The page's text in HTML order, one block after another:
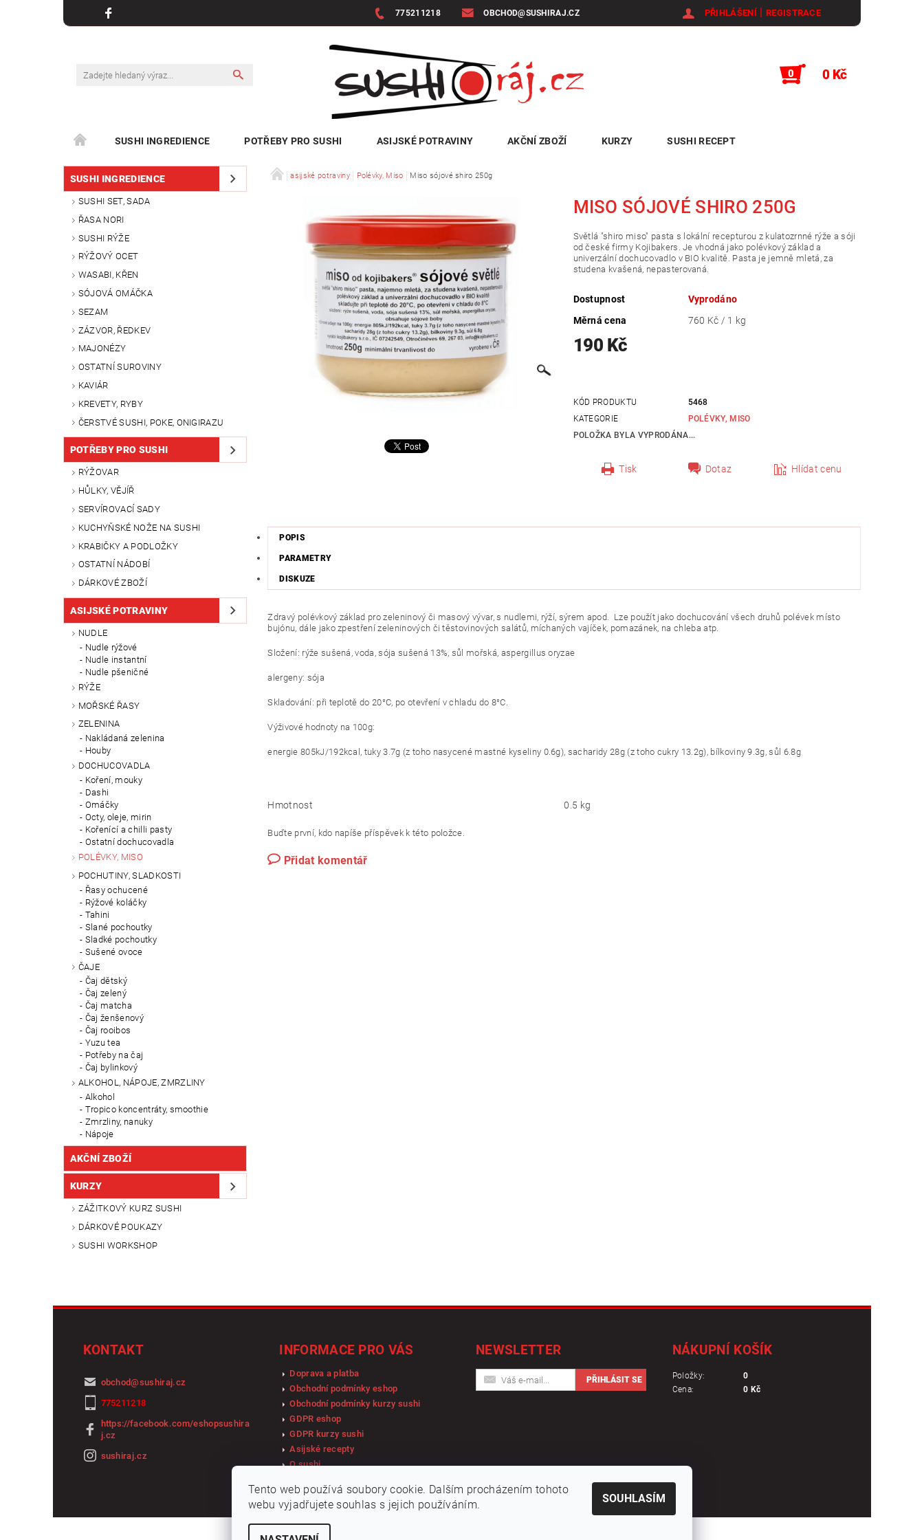
775211218 OBCHOD@SUSHIRAJ.CZ PŘIHLÁŠENÍ | REGISTRACE
0 0 Kč
SUSHI INGREDIENCE POTŘEBY PRO SUSHI ASIJSKÉ POTRAVINY AKČNÍ ZBOŽÍ KURZY SUSHI RECEPT
KONTAKT
SUSHI INGREDIENCE
SUSHI SET, SADA
ŘASA NORI
SUSHI RÝŽE
RÝŽOVÝ OCET
WASABI, KŘEN
SÓJOVÁ OMÁČKA
SEZAM
ZÁZVOR, ŘEDKEV
MAJONÉZY
OSTATNÍ SUROVINY
KAVIÁR
KREVETY, RYBY
ČERSTVÉ SUSHI, POKE, ONIGIRAZU
POTŘEBY PRO SUSHI
RÝŽOVAR
HŮLKY, VĚJÍŘ
SERVÍROVACÍ SADY
KUCHYŇSKÉ NOŽE NA SUSHI
KRABIČKY A PODLOŽKY
OSTATNÍ NÁDOBÍ
DÁRKOVÉ ZBOŽÍ
ASIJSKÉ POTRAVINY
NUDLE
Nudle rýžové
Nudle instantní
Nudle pšeničné
RÝŽE
MOŘSKÉ ŘASY
ZELENINA
Nakládaná zelenina
Houby
DOCHUCOVADLA
Koření, mouky
Dashi
Omáčky
Octy, oleje, mirin
Kořenící a chilli pasty
Ostatní dochucovadla
POLÉVKY, MISO
POCHUTINY, SLADKOSTI
Řasy ochucené
Rýžové koláčky
Tahini
Slané pochoutky
Sladké pochoutky
Sušené ovoce
ČAJE
Čaj dětský
Čaj zelený
Čaj matcha
Čaj ženšenový
Čaj rooibos
Yuzu tea
Potřeby na čaj
Čaj bylinkový
ALKOHOL, NÁPOJE, ZMRZLINY
Alkohol
Tropico koncentráty, smoothie
Zmrzliny, nanuky
Nápoje
AKČNÍ ZBOŽÍ
KURZY
ZÁŽITKOVÝ KURZ SUSHI
DÁRKOVÉ POUKAZY
SUSHI WORKSHOP
asijské potraviny Polévky, Miso Miso sójové shiro 250g
MISO SÓJOVÉ SHIRO 250G
Světlá "shiro miso" pasta s lokální recepturou z kulatozrnné rýže a sóji
od české firmy Kojibakers. Je vhodná jako polévkový základ a
univerzální dochucovadlo v BIO kvalitě. Pasta je jemně mletá, za
studena kvašená, nepasterovaná.
Dostupnost
Vyprodáno
Měrná cena
760 Kč / 1 kg
190 Kč
KÓD PRODUKTU
5468
KATEGORIE
POLÉVKY, MISO
POLOŽKA BYLA VYPRODÁNA...
Tisk Dotaz Hlídat cenu
POPIS
PARAMETRY
DISKUZE
Zdravý polévkový základ pro zeleninový či masový vývar, s nudlemi, rýží, sýrem apod. Lze použít jako dochucování všech druhů polévek místo
bujónu, dále jako zpestření zeleninových či těstovinových salátů, míchaných vajíček, pomazánek, na chleba atp.
Složení: rýže sušená, voda, sója sušená 13%, sůl mořská, aspergillus oryzae
alergeny: sója
Skladování: při teplotě do 20°C, po otevření v chladu do 8°C.
Výživové hodnoty na 100g:
energie 805kJ/192kcal, tuky 3.7g (z toho nasycené mastné kyseliny 0.6g), sacharidy 28g (z toho cukry 13.2g), bílkoviny 9.3g, sůl 6.8g
Hmotnost 0.5 kg
Buďte první, kdo napíše příspěvek k této položce.
Přidat komentář
KONTAKT
obchod@sushiraj.cz
775211218
https://facebook.com/eshopsushira
j.cz
sushiraj.cz
INFORMACE PRO VÁS
Doprava a platba
Obchodní podmínky eshop
Obchodní podmínky kurzy sushi
GDPR eshop
GDPR kurzy sushi
Asijské recepty
O sushi
NEWSLETTER NÁKUPNÍ KOŠÍK
Položky:
Cena:
0
0 Kč
Tento web používá soubory cookie. Dalším procházením tohoto
webu vyjadřujete souhlas s jejich používáním.
SOUHLASÍM